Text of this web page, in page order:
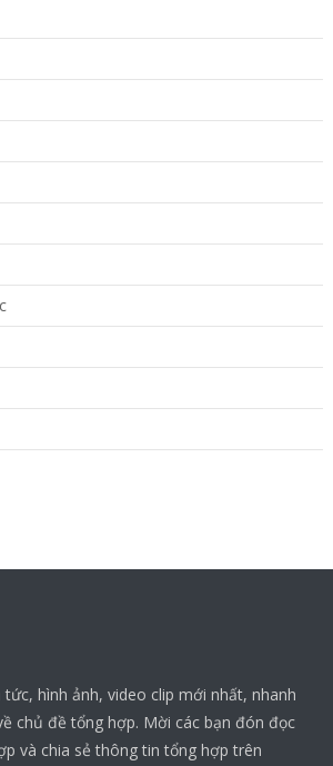
hình ảnh, video clip mới nhất, nhanh
chủ đề tổng hợp. Mời các bạn đón đọc
và chia sẻ thông tin tổng hợp trên